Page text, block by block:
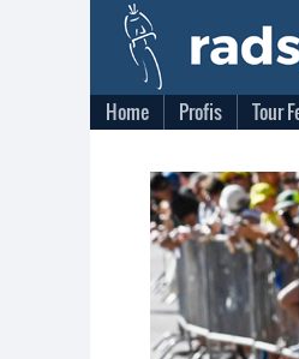
Home Profis Tour